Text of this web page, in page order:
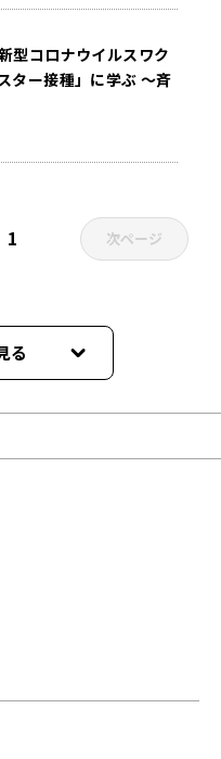
型コロナウイルスワク
ター接種」に学ぶ ～斉
1 次ページ
る